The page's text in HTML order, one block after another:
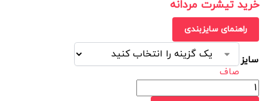
خرید تیشرت مردانه
راهنمای سایزبندی
سایز
صاف